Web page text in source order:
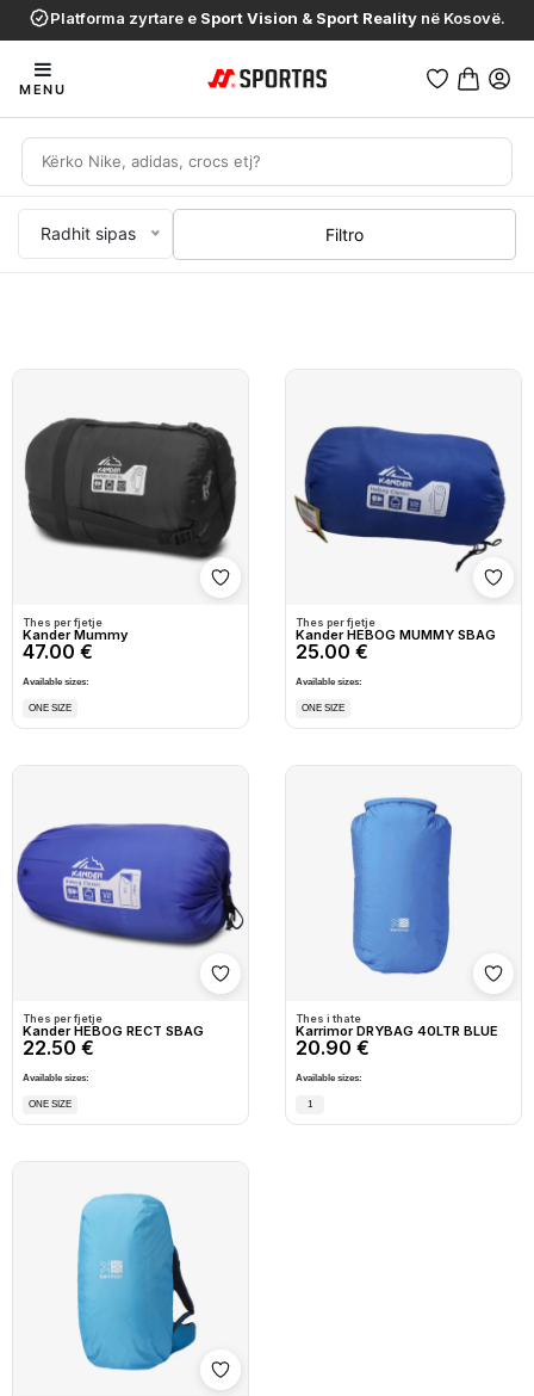
Platforma zyrtare e Sport Vision & Sport Reality në Kosovë.
MENU
Radhit sipas Filtro
Shto në wishlist
Thes per fjetje
Kander Mummy
47.00 €
Available sizes:
ONE SIZE
Thes per fjetje
Kander HEBOG MUMMY SBAG
25.00 €
Available sizes:
ONE SIZE
Shto në wishlist
Thes per fjetje
Kander HEBOG RECT SBAG
22.50 €
Available sizes:
ONE SIZE
Thes i thate
Karrimor DRYBAG 40LTR BLUE
20.90 €
Available sizes:
1
Shto në wishlist